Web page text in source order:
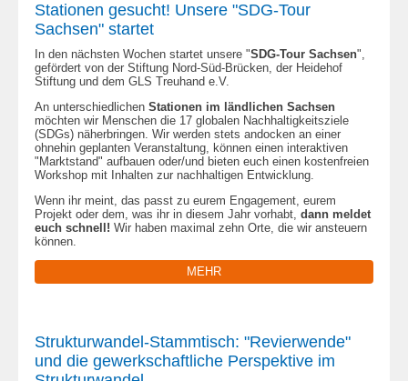
Stationen gesucht! Unsere "SDG-Tour
Sachsen" startet
In den nächsten Wochen startet unsere "SDG-Tour Sachsen",
gefördert von der Stiftung Nord-Süd-Brücken, der Heidehof
Stiftung und dem GLS Treuhand e.V.
An unterschiedlichen Stationen im ländlichen Sachsen
möchten wir Menschen die 17 globalen Nachhaltigkeitsziele
(SDGs) näherbringen. Wir werden stets andocken an einer
ohnehin geplanten Veranstaltung, können einen interaktiven
"Marktstand" aufbauen oder/und bieten euch einen kostenfreien
Workshop mit Inhalten zur nachhaltigen Entwicklung.
Wenn ihr meint, das passt zu eurem Engagement, eurem
Projekt oder dem, was ihr in diesem Jahr vorhabt, dann meldet
euch schnell! Wir haben maximal zehn Orte, die wir ansteuern
können.
MEHR
Strukturwandel-Stammtisch: "Revierwende"
und die gewerkschaftliche Perspektive im